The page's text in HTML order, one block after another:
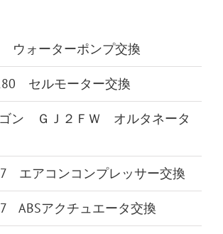
ウォーターポンプ交換
セルモーター交換
ン ＧＪ２ＦＷ オルタネータ
エアコンコンプレッサー交換
ABSアクチュエータ交換